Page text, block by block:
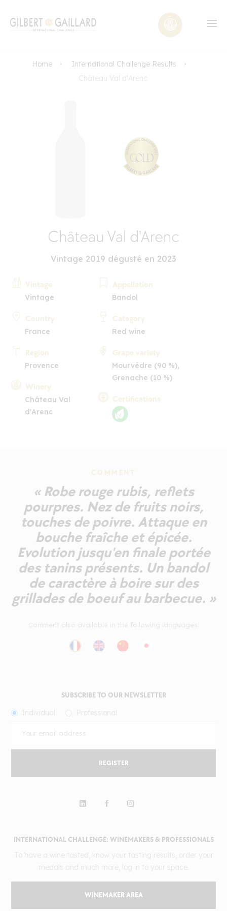
Home
International Challenge Results
Château Val d'Arenc
Château Val d'Arenc
Vintage 2019 dégusté en 2023
Vintage
Vintage
Country
France
Region
Provence
Winery
Château Val
d'Arenc
Appellation
Bandol
Category
Red wine
Grape variety
Mourvèdre (90 %),
Grenache (10 %)
Certifications
COMMENT
« Robe rouge rubis, reflets
pourpres. Nez de fruits noirs,
touches de poivre. Attaque en
bouche fraîche et épicée.
Evolution jusqu'en finale portée
des tanins présents. Un bandol
de caractère à boire sur des
grillades de boeuf au barbecue. »
INTERNATIONAL CHALLENGE: WINEMAKERS & PROFESSIONALS
WINEMAKER AREA
SUBSCRIBE TO OUR NEWSLETTER
REGISTER